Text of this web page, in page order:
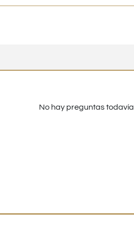
No hay preguntas todavía